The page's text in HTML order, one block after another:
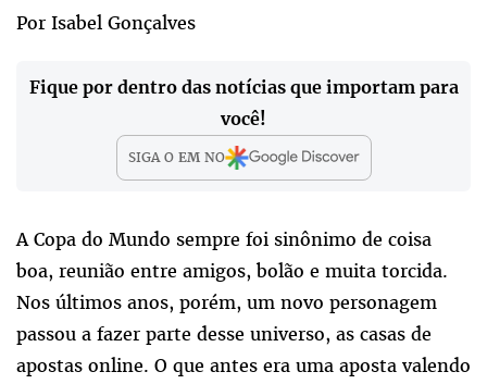
Por Isabel Gonçalves
Fique por dentro das notícias que importam para
você!
SIGA O EMNO
A Copa do Mundo sempre foi sinônimo de coisa
boa, reunião entre amigos, bolão e muita torcida.
Nos últimos anos, porém, um novo personagem
passou a fazer parte desse universo, as casas de
apostas online. O que antes era uma aposta valendo